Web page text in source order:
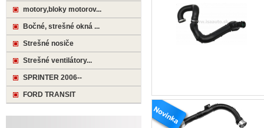
motory,bloky motorov...
Bočné, strešné okná ...
Strešné nosiče
Strešné ventilátory...
SPRINTER 2006--
FORD TRANSIT